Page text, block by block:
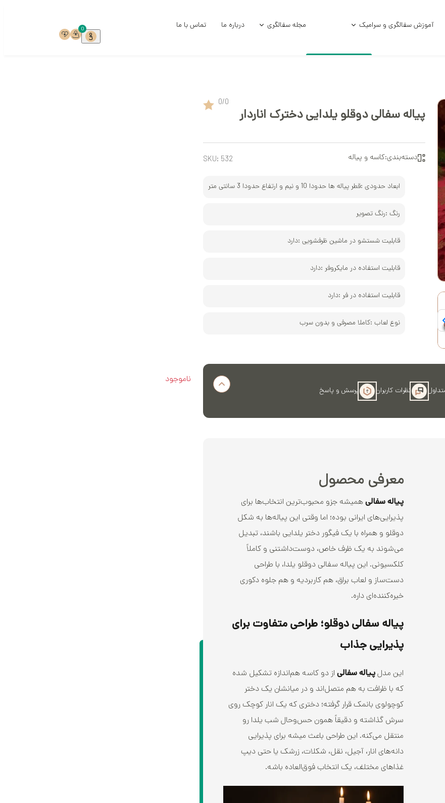
خام
آموزش سفالگری و سرامیک مجله سفالگری
آموزش سفالگری
سفالگری با دست
درباره ما تماس با ما 0
پیاله سفالی دوقلو یلدایی دخترک اناردار
0/0
دسته‌بندی:کاسه و پیاله SKU: 532
ابعاد حدودی :قطر پیاله ها حدودا 10 و نیم و ارتفاع حدودا 3 سانتی متر
رنگ :رنگ تصویر
قابلیت شستشو در ماشین ظرفشویی :دارد
قابلیت استفاده در مایکروفر :دارد
قابلیت استفاده در فر :دارد
نوع لعاب :کاملا مصرفی و بدون سرب
نظرات کاربران پرسش و پاسخ
معرفی محصول
پیاله سفالیهمیشه جزو محبوب‌ترین انتخاب‌ها برای
پذیرایی‌های ایرانی بوده؛ اما وقتی این پیاله‌ها به شکل
دوقلو و همراه با یک فیگور دختر یلدایی باشند، تبدیل
می‌شوند به یک ظرف خاص، دوست‌داشتنی و کاملاً
کلکسیونی. این پیاله سفالی دوقلو یلدا، با طراحی
دست‌ساز و لعاب براق، هم کاربردیه و هم جلوه دکوری
خیره‌کننده‌ای داره.
پیاله سفالی دوقلو؛ طراحی متفاوت برای
پذیرایی جذاب
این مدلپیاله سفالیاز دو کاسه هم‌اندازه تشکیل شده
که با ظرافت به هم متصل‌اند و در میانشان یک دختر
کوچولوی بانمک قرار گرفته؛ دختری که یک انار کوچک روی
سرش گذاشته و دقیقاً همون حس‌وحال شب یلدا رو
منتقل می‌کنه. این طراحی باعث میشه برای پذیرایی
دانه‌های انار، آجیل، نقل، شکلات، زرشک یا حتی دیپ
غذاهای مختلف، یک انتخاب فوق‌العاده باشه.
ناموجود